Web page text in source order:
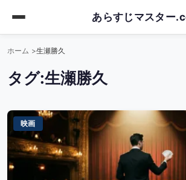
あらすじマスター
ホーム 生瀬勝久
タグ:生瀬勝久
映画